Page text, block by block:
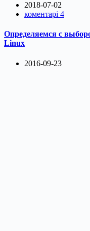
2018-07-02
коментарі 4
Определяемся с
Linux
2016-09-23